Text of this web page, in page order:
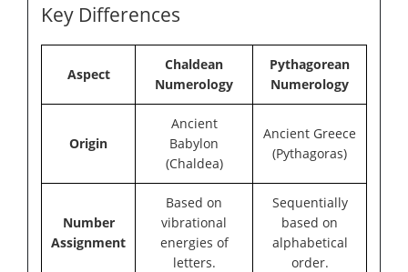
Key Differences
Aspect
Chaldean
Numerology
Pythagorean
Numerology
Origin
Ancient
Babylon
(Chaldea)
Ancient Greece
(Pythagoras)
Number
Assignment
Based on
vibrational
energies of
letters.
Sequentially
based on
alphabetical
order.